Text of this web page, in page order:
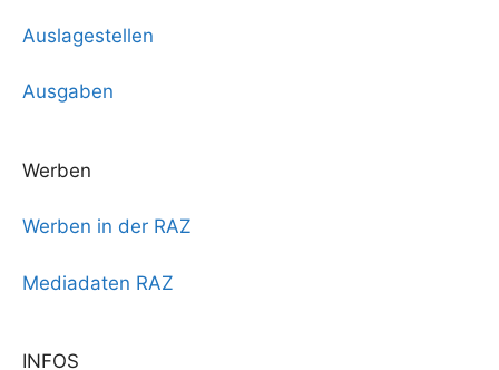
Auslagestellen
Ausgaben
Werben
Werben in der RAZ
Mediadaten RAZ
INFOS